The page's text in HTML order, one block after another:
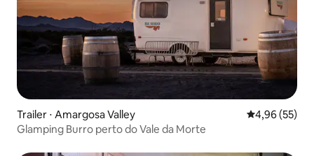
Trailer ⋅ Amargosa Valley 4,96 de uma
4,96 (55)
Glamping Burro perto do Vale da Morte